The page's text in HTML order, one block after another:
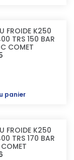
FROIDE K250
TRS 150 BAR
COMET
panier
FROIDE K250
TRS 170 BAR